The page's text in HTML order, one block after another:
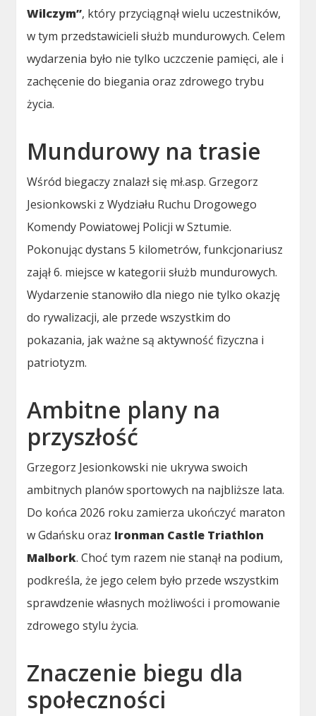
Wilczym”, który przyciągnął wielu uczestników,
w tym przedstawicieli służb mundurowych. Celem
wydarzenia było nie tylko uczczenie pamięci, ale i
zachęcenie do biegania oraz zdrowego trybu
życia.
Mundurowy na trasie
Wśród biegaczy znalazł się mł.asp. Grzegorz
Jesionkowski z Wydziału Ruchu Drogowego
Komendy Powiatowej Policji w Sztumie.
Pokonując dystans 5 kilometrów, funkcjonariusz
zajął 6. miejsce w kategorii służb mundurowych.
Wydarzenie stanowiło dla niego nie tylko okazję
do rywalizacji, ale przede wszystkim do
pokazania, jak ważne są aktywność fizyczna i
patriotyzm.
Ambitne plany na
przyszłość
Grzegorz Jesionkowski nie ukrywa swoich
ambitnych planów sportowych na najbliższe lata.
Do końca 2026 roku zamierza ukończyć maraton
w Gdańsku oraz Ironman Castle Triathlon
Malbork. Choć tym razem nie stanął na podium,
podkreśla, że jego celem było przede wszystkim
sprawdzenie własnych możliwości i promowanie
zdrowego stylu życia.
Znaczenie biegu dla
społeczności